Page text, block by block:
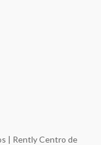
| Rently Centro de